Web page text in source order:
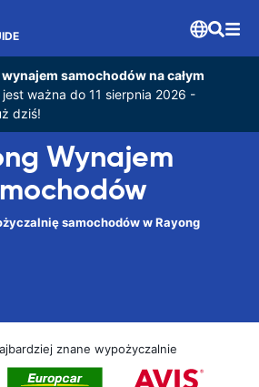
samochodów na całym
ważna do 11 sierpnia 2026 -
dziś!
Wynajem
samochodów w Rayong
znane wypożyczalnie